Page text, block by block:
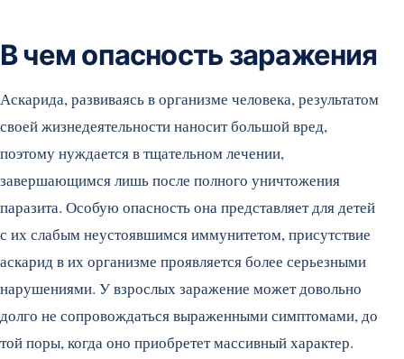
В чем опасность заражения
Аскарида, развиваясь в организме человека, результатом
своей жизнедеятельности наносит большой вред,
поэтому нуждается в тщательном лечении,
завершающимся лишь после полного уничтожения
паразита. Особую опасность она представляет для детей
с их слабым неустоявшимся иммунитетом, присутствие
аскарид в их организме проявляется более серьезными
нарушениями. У взрослых заражение может довольно
долго не сопровождаться выраженными симптомами, до
той поры, когда оно приобретет массивный характер.